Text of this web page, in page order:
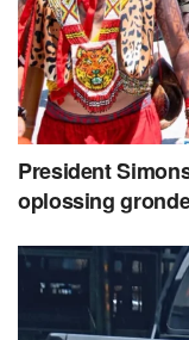
President
oplossing